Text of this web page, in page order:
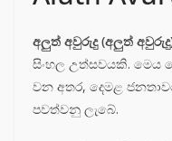
අලුත් අවුරුදු (අලුත්
සිංහල උත්සවයකි. මෙය
වන අතර, දෙමළ
පවත්වනු ලැබේ.